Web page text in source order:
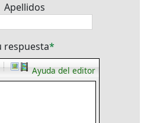
Apellidos
respuesta
Ayuda del editor
-